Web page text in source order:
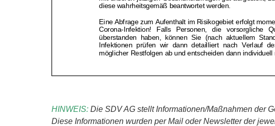
HINWEIS: Die SDV AG stellt Informationen/Maßnahmen der
Diese Informationen wurden per Mail oder Newsletter der